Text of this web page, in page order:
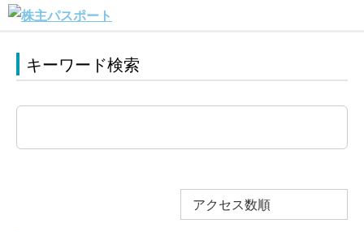
キーワード検索
アクセス数順